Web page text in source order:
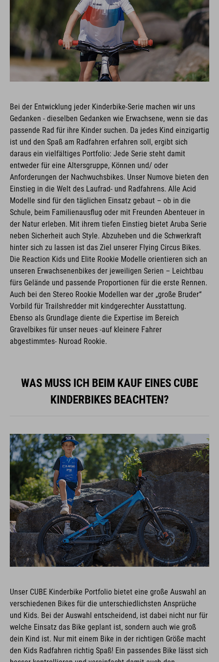
Bei der Entwicklung jeder Kinderbike-Serie machen wir uns
Gedanken - dieselben Gedanken wie Erwachsene, wenn sie das
passende Rad für ihre Kinder suchen. Da jedes Kind einzigartig
ist und den Spaß am Radfahren erfahren soll, ergibt sich
daraus ein vielfältiges Portfolio: Jede Serie steht damit
entweder für eine Altersgruppe, Können und/ oder
Anforderungen der Nachwuchsbikes. Unser Numove bieten den
Einstieg in die Welt des Laufrad- und Radfahrens. Alle Acid
Modelle sind für den täglichen Einsatz gebaut – ob in die
Schule, beim Familienausflug oder mit Freunden Abenteuer in
der Natur erleben. Mit ihrem tiefen Einstieg bietet Aruba Serie
neben Sicherheit auch Style. Abzuheben und die Schwerkraft
hinter sich zu lassen ist das Ziel unserer Flying Circus Bikes.
Die Reaction Kids und Elite Rookie Modelle orientieren sich an
unseren Erwachsenenbikes der jeweiligen Serien – Leichtbau
fürs Gelände und passende Proportionen für die erste Rennen.
Auch bei den Stereo Rookie Modellen war der „große Bruder“
Vorbild für Trailshredder mit kindgerechter Ausstattung.
Ebenso als Grundlage diente die Expertise im Bereich
Gravelbikes für unser neues -auf kleinere Fahrer
abgestimmtes- Nuroad Rookie.
WAS MUSS ICH BEIM KAUF EINES CUBE
KINDERBIKES BEACHTEN?
Unser CUBE Kinderbike Portfolio bietet eine große Auswahl an
verschiedenen Bikes für die unterschiedlichsten Ansprüche
und Kids. Bei der Auswahl entscheidend, ist dabei nicht nur für
welche Einsatz das Bike geplant ist, sondern auch wie groß
dein Kind ist. Nur mit einem Bike in der richtigen Größe macht
den Kids Radfahren richtig Spaß! Ein passendes Bike lässt sich